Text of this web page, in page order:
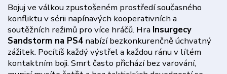
Bojuj ve válkou zpustošeném prostředí současného
konfliktu v sérii napínavých kooperativních a
soutěžních režimů pro více hráčů. Hra Insurgecy
Sandstorm na PS4 nabízí bezkonkurenčně úchvatný
zážitek. Pocítíš každý výstřel a každou ránu v lítém
kontaktním boji. Smrt často přichází bez varování,